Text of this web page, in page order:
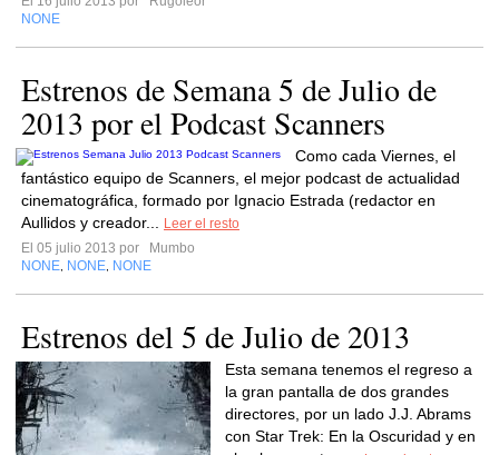
NONE
Estrenos de Semana 5 de Julio de
2013 por el Podcast Scanners
Como cada Viernes, el
fantástico equipo de Scanners, el mejor podcast de actualidad
cinematográfica, formado por Ignacio Estrada (redactor en
Aullidos y creador...
Leer el resto
El 05 julio 2013 por
Mumbo
NONE NONE NONE
Estrenos del 5 de Julio de 2013
Esta semana tenemos el regreso a
la gran pantalla de dos grandes
directores, por un lado J.J. Abrams
con Star Trek: En la Oscuridad y en